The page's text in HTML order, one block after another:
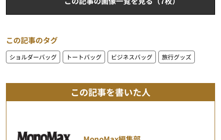
この記事のタグ
ショルダーバッグ トートバッグ ビジネスバッグ 旅行グッズ
この記事を書いた人